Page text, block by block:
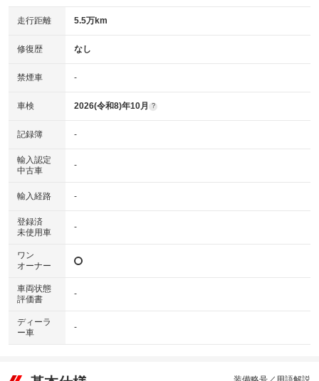
走行距離 5.5万km
修復歴 なし
禁煙車 -
車検 2026(令和8)年10月 ?
記録簿 -
輸入認定
中古車
-
輸入経路 -
登録済
未使用車
-
ワン
オーナー
車両状態
評価書
-
ディーラ
ー車
-